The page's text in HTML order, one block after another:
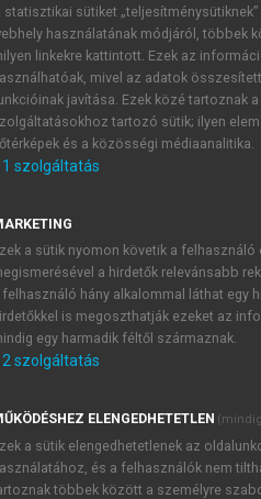
(SZERK.)
volt”
Irínyi József, a
különböző
lett. Az Ellenőrben
tették. Már a
ki.1A rövid bemutató
„metszően
szűklátókörű és egyoldalu
a szócikk szerkesztője
tartozott, a mérsékelt
statisztikai sütiket
használatának módjáról, többek
linkekre kattintott. Ezek az
mivel az adatok
javítása. Ezek közé tartoznak
tartozó sütik; ilyen
és a közösségi médiaanalitika.
1 szolgáltatás
a sütik nyomon követik a
a hirdetők relevánsabb
felhasználó hány alkalommal láthat egy
is megoszthatják ezeket az
egy harmadik féltől származnak.
2 szolgáltatás
ELENGEDHETETLEN
a sütik elengedhetetlenek az
és a felhasználók nem
többek között a személyre